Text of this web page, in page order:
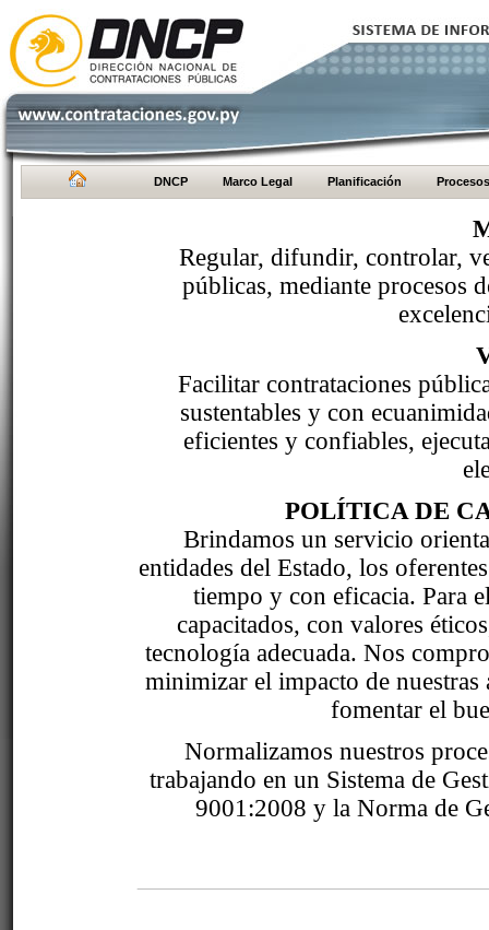
DNCP Marco Legal Planificación Procesos
Regular, difundir, controlar,
públicas, mediante procesos
Facilitar contrataciones
sustentables y con
eficientes y confiables,
POLÍTICA DE
Brindamos un servicio
entidades del Estado, los
tiempo y con eficacia. Para
capacitados, con valores
tecnología adecuada. Nos
minimizar el impacto de
fomentar el
Normalizamos nuestros
trabajando en un Sistema de
9001:2008 y la Norma de